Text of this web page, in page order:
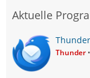
Aktuelle
Thunder